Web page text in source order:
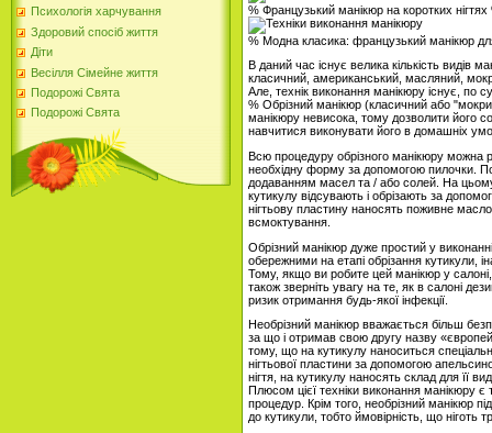
Психологія харчування
Здоровий спосіб життя
Діти
Весілля Сімейне життя
Подорожі Свята
Подорожі Свята
% Французький манікюр на коротких нігтях
% Модна класика: французький манікюр для
В даний час існує велика кількість видів
класичний, американський, масляний,
Але, технік виконання манікюру існує, по
% Обрізний манікюр (класичний або
манікюру невисока, тому дозволити його
навчитися виконувати його в домашніх
Всю процедуру обрізного манікюру можна
необхідну форму за допомогою пилочки.
додаванням масел та / або солей. На
кутикулу відсувають і обрізають за
нігтьову пластину наносять поживне
всмоктування.
Обрізний манікюр дуже простий у
обережними на етапі обрізання кутикули,
Тому, якщо ви робите цей манікюр у
також зверніть увагу на те, як в салоні
ризик отримання будь-якої інфекції.
Необрізний манікюр вважається більш
за що і отримав свою другу назву
тому, що на кутикулу наноситься
нігтьової пластини за допомогою
нігтя, на кутикулу наносять склад для її
Плюсом цієї техніки виконання манікюру
процедур. Крім того, необрізний манікюр
до кутикули, тобто ймовірність, що ніготь